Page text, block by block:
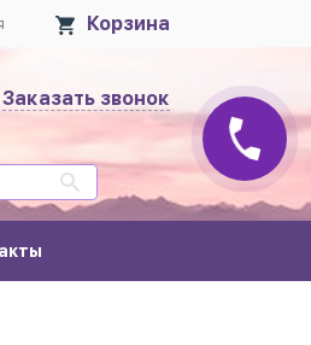
Корзина
Заказать звонок